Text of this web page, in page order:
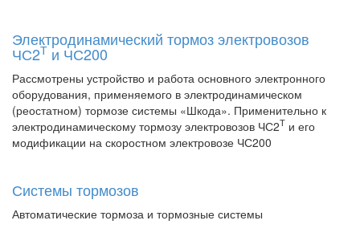
Электродинамический тормоз электровозов
ЧС2Т и ЧС200
Рассмотрены устройство и работа основного электронного
оборудования, применяемого в электродинамическом
(реостатном) тормозе системы «Шкода». Применительно к
электродинамическому тормозу электровозов ЧС2Т и его
модификации на скоростном электровозе ЧС200
Системы тормозов
Автоматические тормоза и тормозные системы